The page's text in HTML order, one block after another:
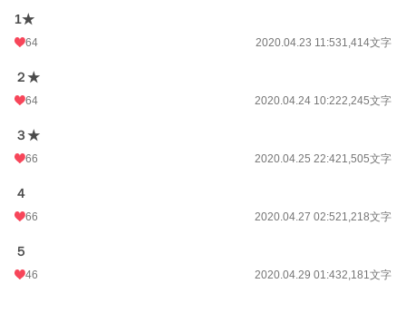
1★
64 2020.04.23 11:531,414文字
２★
64 2020.04.24 10:222,245文字
３★
66 2020.04.25 22:421,505文字
４
66 2020.04.27 02:521,218文字
５
46 2020.04.29 01:432,181文字